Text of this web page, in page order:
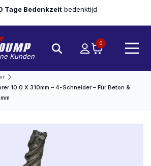
Tage Bedenkzeitbedenktijd
Kunden
0
10.0 X 310mm – 4-Schneider – Für Beton &